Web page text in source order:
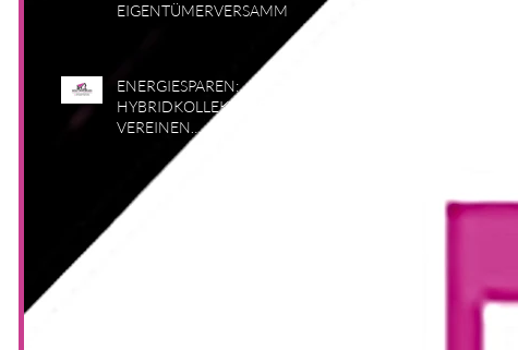
EIGENTÜMERVERSAMML
ENERGIESPAREN:
HYBRIDKOLLEKTOREN
VEREINEN
PHOTOVOLTAIK UND
SOLARTHERMIE IN
EINEM SYSTEM